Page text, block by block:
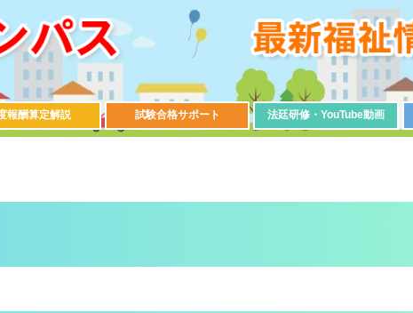
報酬算定解説 試験合格サポート 法廷研修・YouTube動画